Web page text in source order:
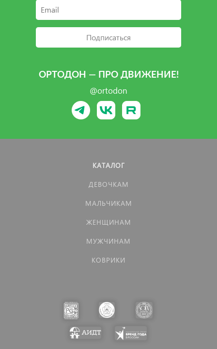
Подписаться
ОРТОДОН — ПРО ДВИЖЕНИЕ!
@ortodon
КАТАЛОГ
ДЕВОЧКАМ
МАЛЬЧИКАМ
ЖЕНЩИНАМ
МУЖЧИНАМ
КОВРИКИ